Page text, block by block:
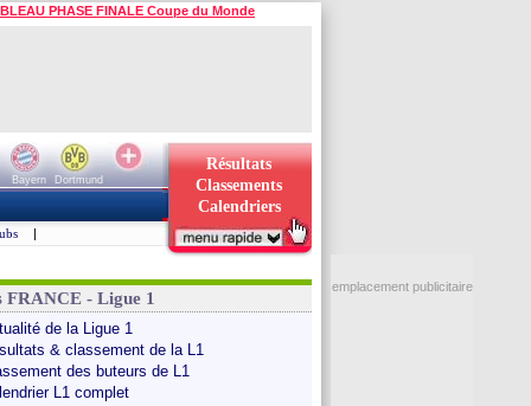
PHASE FINALE Coupe du Monde
Bayern
Dortmund
Résultats
Classements
Calendriers
|
FRANCE - Ligue 1
de la Ligue 1
& classement de la L1
des buteurs de L1
L1 complet
emplacement publicitaire